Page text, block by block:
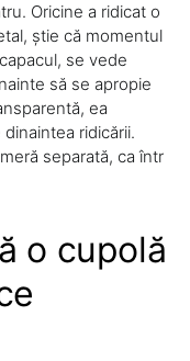
Oricine a ridicat o
știe că momentul
se vede
să se apropie
ea
ridicării.
separată, ca într
o cupolă